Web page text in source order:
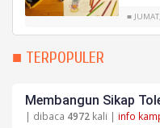
■
■ TERPOPULER
Membangun Sikap
| dibaca 4972 kali | info